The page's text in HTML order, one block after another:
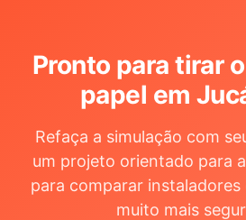
Pronto para tirar
papel em
Refaça a simulação com
um projeto orientado para
para comparar
muito mais